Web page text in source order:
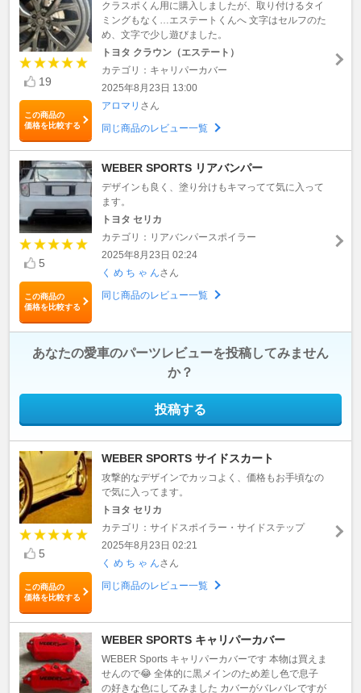
19
この商品の
価格を比較する
クラスポくん用に購入しましたが、取り付けるタイ
ミングもなく…エステートくんへ 文字はセルフのた
め、文字で少し遊びました。
トヨタ クラウン（エステート）
カテゴリ：キャリパーカバー
2025年8月23日 13:00
アロマリ さん
同じ商品のレビュー一覧
5
この商品の
価格を比較する
WEBER SPORTS リアバンパー
デザインも良く、塗り分けもキマってて気に入って
ます。
トヨタ セリカ
カテゴリ：リアバンパースポイラー
2025年8月23日 02:24
く め ち ゃ んさん
同じ商品のレビュー一覧
あなたの愛車のパーツレビューを投稿してみません
か？
投稿する
5
この商品の
価格を比較する
WEBER SPORTS サイドスカート
攻撃的なデザインでカッコよく、価格もお手頃なの
で気に入ってます。
トヨタ セリカ
カテゴリ：サイドスポイラー・サイドステップ
2025年8月23日 02:21
く め ち ゃ んさん
同じ商品のレビュー一覧
WEBER SPORTS キャリパーカバー
WEBER Sports キャリパーカバーです 本物は買えま
せんので😂 全体的に黒メインのため差し色で息子
の好きな色にしてみました カバーがバレバレですが